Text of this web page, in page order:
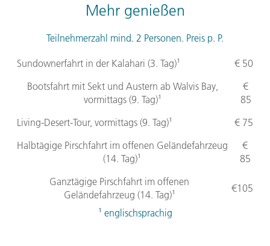
Mehr genießen
Teilnehmerzahl mind. 2 Personen. Preis p. P.
Sundownerfahrt in der Kalahari (3. Tag)¹
€ 50
Bootsfahrt mit Sekt und Austern ab Walvis Bay,
vormittags (9. Tag)¹
€
85
Living-Desert-Tour, vormittags (9. Tag)¹
€ 75
Halbtägige Pirschfahrt im offenen Geländefahrzeug
(14. Tag)¹
€
85
Ganztägige Pirschfahrt im offenen
Geländefahrzeug (14. Tag)¹
€105
¹ englischsprachig